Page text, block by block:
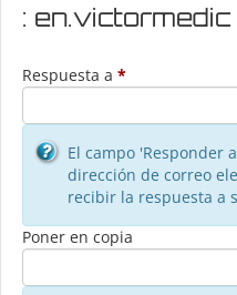
: en.victormedic
Respuesta a *
El campo 'Responder
dirección de correo
recibir la respuesta a
Poner en copia